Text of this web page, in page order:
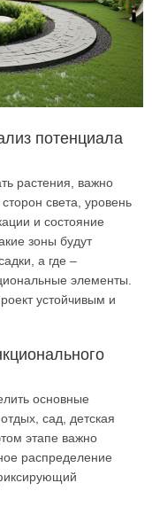
потенциала
растения, важно
света, уровень
и состояние
зоны будут
а где –
элементы.
устойчивым и
основные
сад, детская
этапе важно
распределение